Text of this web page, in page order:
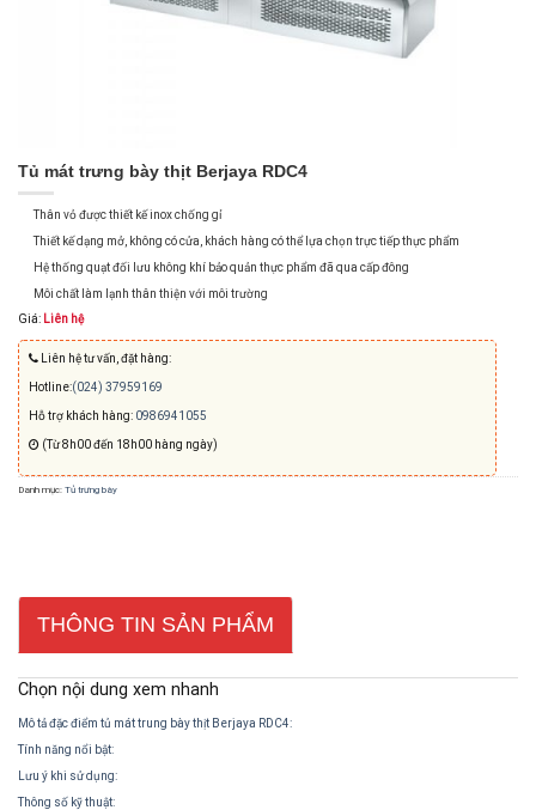
Tủ mát trưng bày thịt Berjaya RDC4
Thân vỏ được thiết kế inox chống gỉ
Thiết kế dạng mở, không có cửa, khách hàng có thể lựa chọn trực tiếp thực phẩm
Hệ thống quạt đối lưu không khí bảo quản thực phẩm đã qua cấp đông
Môi chất làm lạnh thân thiện với môi trường
Giá: Liên hệ
Liên hệ tư vấn, đặt hàng:
Hotline:(024) 37959169
Hỗ trợ khách hàng: 0986941055
(Từ 8h00 đến 18h00 hàng ngày)
Danh mục: Tủ trưng bày
THÔNG TIN SẢN PHẨM
Chọn nội dung xem nhanh
Mô tả đặc điểm tủ mát trung bày thịt Berjaya RDC4:
Tính năng nổi bật:
Lưu ý khi sử dụng:
Thông số kỹ thuật: